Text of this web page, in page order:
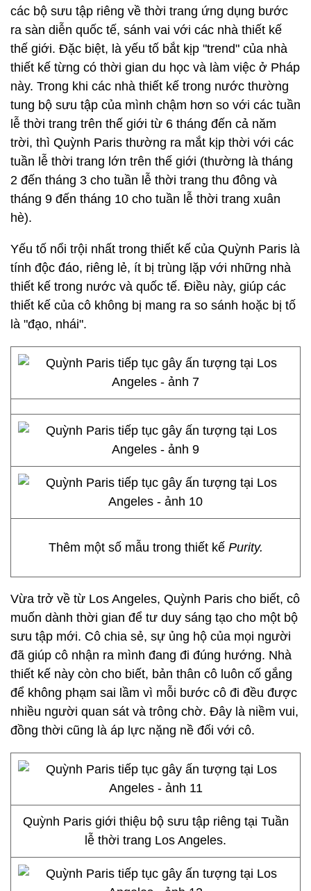
các bộ sưu tập riêng về thời trang ứng dụng bước
ra sàn diễn quốc tế, sánh vai với các nhà thiết kế
thế giới. Đặc biệt, là yếu tố bắt kịp "trend" của nhà
thiết kế từng có thời gian du học và làm việc ở Pháp
này. Trong khi các nhà thiết kế trong nước thường
tung bộ sưu tập của mình chậm hơn so với các tuần
lễ thời trang trên thế giới từ 6 tháng đến cả năm
trời, thì Quỳnh Paris thường ra mắt kịp thời với các
tuần lễ thời trang lớn trên thế giới (thường là tháng
2 đến tháng 3 cho tuần lễ thời trang thu đông và
tháng 9 đến tháng 10 cho tuần lễ thời trang xuân
hè).
Yếu tố nổi trội nhất trong thiết kế của Quỳnh Paris là
tính độc đáo, riêng lẻ, ít bị trùng lặp với những nhà
thiết kế trong nước và quốc tế. Điều này, giúp các
thiết kế của cô không bị mang ra so sánh hoặc bị tố
là "đạo, nhái".
Thêm một số mẫu trong thiết kế Purity.
Vừa trở về từ Los Angeles, Quỳnh Paris cho biết, cô
muốn dành thời gian để tư duy sáng tạo cho một bộ
sưu tập mới. Cô chia sẻ, sự ủng hộ của mọi người
đã giúp cô nhận ra mình đang đi đúng hướng. Nhà
thiết kế này còn cho biết, bản thân cô luôn cố gắng
để không phạm sai lầm vì mỗi bước cô đi đều được
nhiều người quan sát và trông chờ. Đây là niềm vui,
đồng thời cũng là áp lực nặng nề đối với cô.
Quỳnh Paris giới thiệu bộ sưu tập riêng tại Tuần
lễ thời trang Los Angeles.